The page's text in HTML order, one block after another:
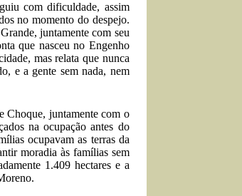
com dificuldade, assim
no momento do despejo.
juntamente com seu
que nasceu no Engenho
mas relata que nunca
e a gente sem nada, nem
Choque, juntamente com o
na ocupação antes do
ocupavam as terras da
moradia às famílias sem
1.409 hectares e a